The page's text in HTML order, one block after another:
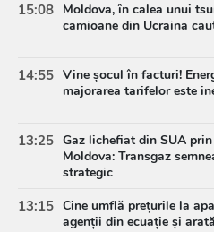
15:08 Moldova, în calea unui
camioane din Ucraina
14:55 Vine șocul în facturi!
majorarea tarifelor este
13:25 Gaz lichefiat din SUA
Moldova: Transgaz
strategic
13:15 Cine umflă prețurile la
agenții din ecuație și